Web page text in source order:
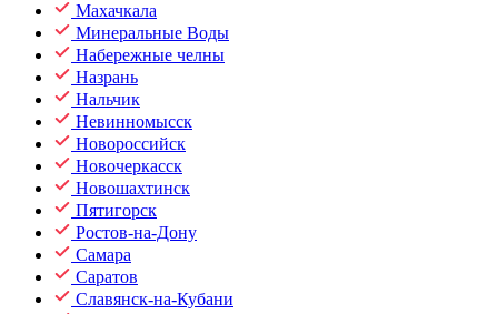
Махачкала
Минеральные Воды
Набережные челны
Назрань
Нальчик
Невинномысск
Новороссийск
Новочеркасск
Новошахтинск
Пятигорск
Ростов-на-Дону
Самара
Саратов
Славянск-на-Кубани